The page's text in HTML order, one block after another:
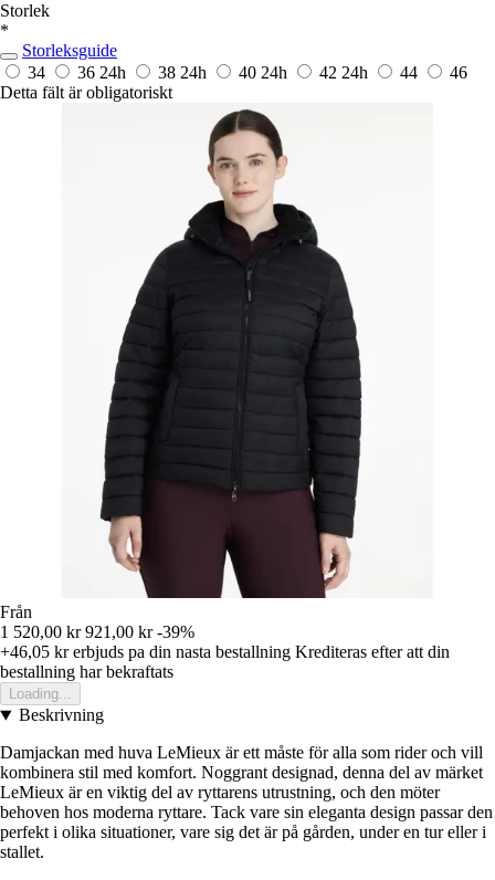
Storlek
*
Storleksguide
34
36 24h 38 24h 40 24h 42 24h 44
46
Detta fält är obligatoriskt
Från
1 520,00 kr 921,00 kr -39%
+46,05 krerbjuds pa din nasta bestallning Krediteras efter att din
bestallning har bekraftats
Loading...
Beskrivning
Damjackan med huva LeMieux är ett måste för alla som rider och vill
kombinera stil med komfort. Noggrant designad, denna del av märket
LeMieux är en viktig del av ryttarens utrustning, och den möter
behoven hos moderna ryttare. Tack vare sin eleganta design passar den
perfekt i olika situationer, vare sig det är på gården, under en tur eller i
stallet.